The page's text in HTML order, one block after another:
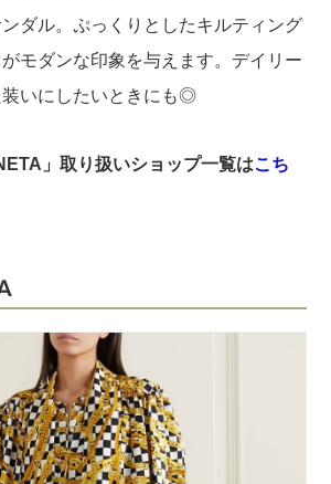
ダル。ぷっくりとしたキルティング
モダンな印象を与えます。デイリー
装いにしたいときにも◎
」取り扱いショップ一覧はこち